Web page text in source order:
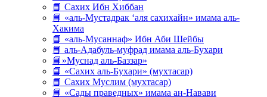
📘 Сахих Ибн Хиббан
📘 «аль-Мустадрак ‘аля сахихайн» имама аль-
Хакима
📘 «аль-Мусаннаф» Ибн Аби Шейбы
📘 аль-Адабуль-муфрад имама аль-Бухари
📘»Муснад аль-Баззар»
📘 «Сахих аль-Бухари» (мухтасар)
📘 Сахих Муслим (мухтасар)
📘 «Сады праведных» имама ан-Навави